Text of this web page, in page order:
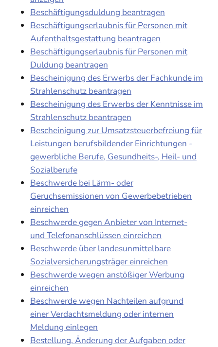
Beschäftigungsduldung beantragen
Beschäftigungserlaubnis für Personen mit
Aufenthaltsgestattung beantragen
Beschäftigungserlaubnis für Personen mit
Duldung beantragen
Bescheinigung des Erwerbs der Fachkunde im
Strahlenschutz beantragen
Bescheinigung des Erwerbs der Kenntnisse im
Strahlenschutz beantragen
Bescheinigung zur Umsatzsteuerbefreiung für
Leistungen berufsbildender Einrichtungen -
gewerbliche Berufe, Gesundheits-, Heil- und
Sozialberufe
Beschwerde bei Lärm- oder
Geruchsemissionen von Gewerbebetrieben
einreichen
Beschwerde gegen Anbieter von Internet-
und Telefonanschlüssen einreichen
Beschwerde über landesunmittelbare
Sozialversicherungsträger einreichen
Beschwerde wegen anstößiger Werbung
einreichen
Beschwerde wegen Nachteilen aufgrund
einer Verdachtsmeldung oder internen
Meldung einlegen
Bestellung, Änderung der Aufgaben oder